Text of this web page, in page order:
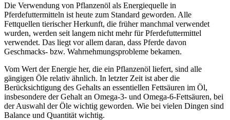
Die Verwendung von Pflanzenöl als Energiequelle in
Pferdefuttermitteln ist heute zum Standard geworden. Alle
Fettquellen tierischer Herkunft, die früher manchmal verwendet
wurden, werden seit langem nicht mehr für Pferdefuttermittel
verwendet. Das liegt vor allem daran, dass Pferde davon
Geschmacks- bzw. Wahrnehmungsprobleme bekamen.
Vom Wert der Energie her, die ein Pflanzenöl liefert, sind alle
gängigen Öle relativ ähnlich. In letzter Zeit ist aber die
Berücksichtigung des Gehalts an essentiellen Fettsäuren im Öl,
insbesondere der Gehalt an Omega-3- und Omega-6-Fettsäuren, bei
der Auswahl der Öle wichtig geworden. Wie bei vielen Dingen sind
Balance und Quantität wichtig.